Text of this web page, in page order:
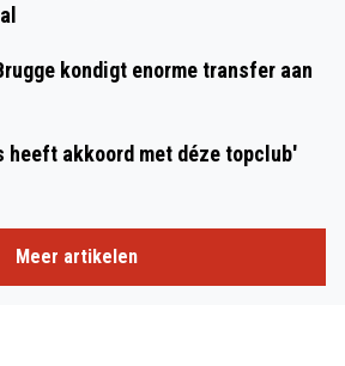
kondigt enorme transfer aan
heeft akkoord met déze topclub'
Meer artikelen